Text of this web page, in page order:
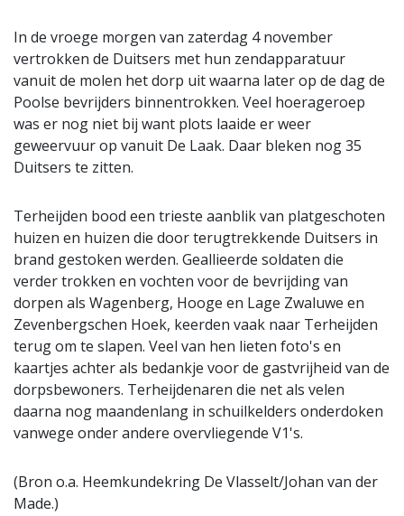
In de vroege morgen van zaterdag 4 november
vertrokken de Duitsers met hun zendapparatuur
vanuit de molen het dorp uit waarna later op de dag de
Poolse bevrijders binnentrokken. Veel hoerageroep
was er nog niet bij want plots laaide er weer
geweervuur op vanuit De Laak. Daar bleken nog 35
Duitsers te zitten.
Terheijden bood een trieste aanblik van platgeschoten
huizen en huizen die door terugtrekkende Duitsers in
brand gestoken werden. Geallieerde soldaten die
verder trokken en vochten voor de bevrijding van
dorpen als Wagenberg, Hooge en Lage Zwaluwe en
Zevenbergschen Hoek, keerden vaak naar Terheijden
terug om te slapen. Veel van hen lieten foto's en
kaartjes achter als bedankje voor de gastvrijheid van de
dorpsbewoners. Terheijdenaren die net als velen
daarna nog maandenlang in schuilkelders onderdoken
vanwege onder andere overvliegende V1's.
(Bron o.a. Heemkundekring De Vlasselt/Johan van der
Made.)